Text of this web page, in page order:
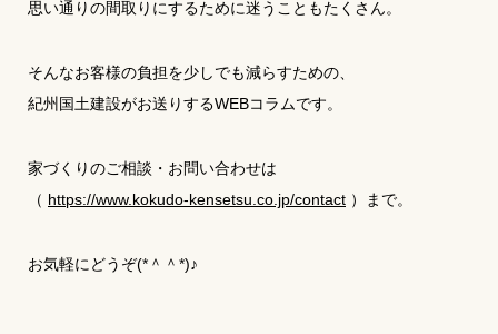
思い通りの間取りにするために迷うこともたくさん。
そんなお客様の負担を少しでも減らすための、
紀州国土建設がお送りするWEBコラムです。
家づくりのご相談・お問い合わせは
（ https://www.kokudo-kensetsu.co.jp/contact ）まで。
お気軽にどうぞ(*＾＾*)♪